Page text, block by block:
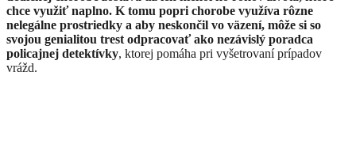
chce využiť naplno. K tomu popri chorobe využíva rôzne
nelegálne prostriedky a aby neskončil vo väzení, môže si so
svojou genialitou trest odpracovať ako nezávislý poradca
policajnej detektívky, ktorej pomáha pri vyšetrovaní prípadov
vrážd.